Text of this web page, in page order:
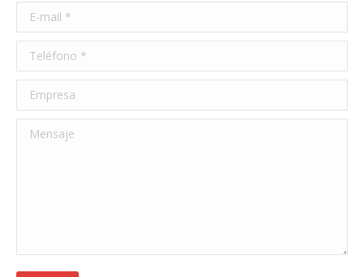
E-mail *
Teléfono *
Empresa
Mensaje